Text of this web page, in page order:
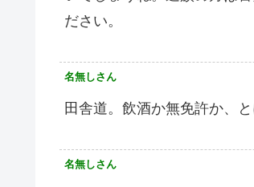
ださい。
名無しさん
田舎道。飲酒か無免許か、
名無しさん